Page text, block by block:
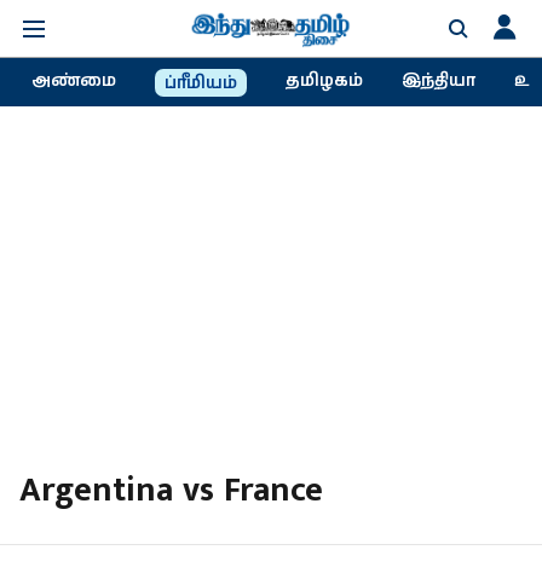
அண்மை ப்ரீமியம் தமிழகம் இந்தியா
Argentina vs France